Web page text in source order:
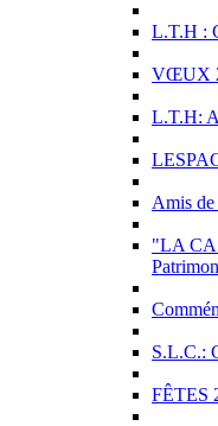
L.T.H :
VŒUX
L.T.H:
Amis
"LA
S.L.C.:
FÊTES